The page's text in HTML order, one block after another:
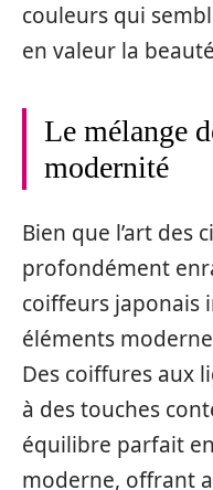
couleurs qui
en valeur la
Le mélange
modernité
Bien que l’art des
profondément
coiffeurs japonais
éléments
Des coiffures aux
à des touches
équilibre parfait
moderne, offrant